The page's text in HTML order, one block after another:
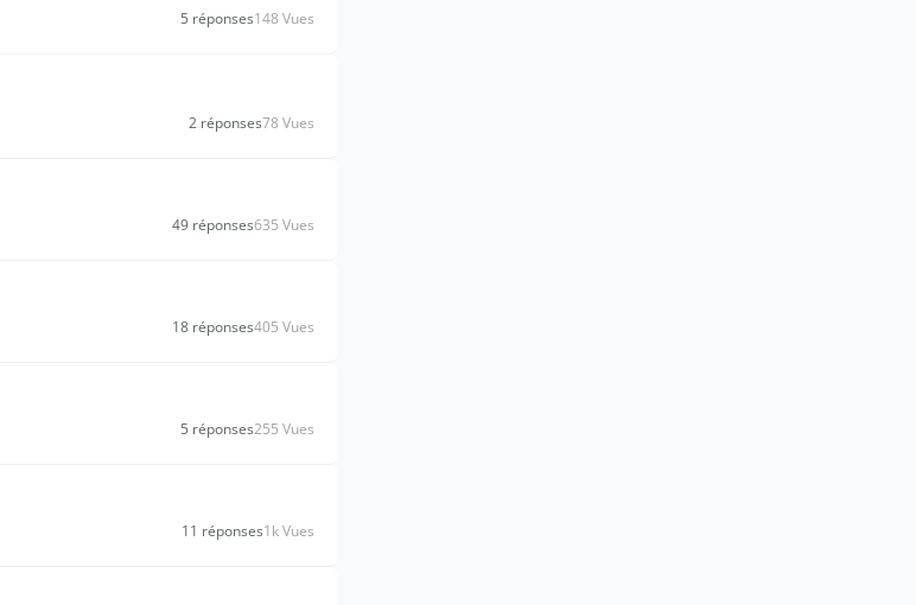
5 réponses148 Vues
2 réponses78 Vues
49 réponses635 Vues
18 réponses405 Vues
5 réponses255 Vues
11 réponses1k Vues